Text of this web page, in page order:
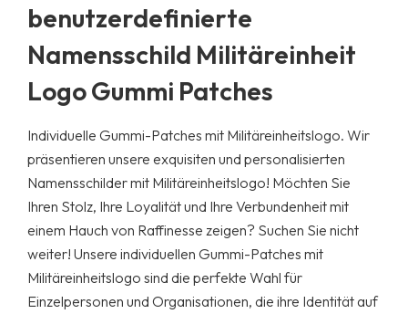
benutzerdefinierte
Namensschild Militäreinheit
Logo Gummi Patches
Individuelle Gummi-Patches mit Militäreinheitslogo. Wir
präsentieren unsere exquisiten und personalisierten
Namensschilder mit Militäreinheitslogo! Möchten Sie
Ihren Stolz, Ihre Loyalität und Ihre Verbundenheit mit
einem Hauch von Raffinesse zeigen? Suchen Sie nicht
weiter! Unsere individuellen Gummi-Patches mit
Militäreinheitslogo sind die perfekte Wahl für
Einzelpersonen und Organisationen, die ihre Identität auf